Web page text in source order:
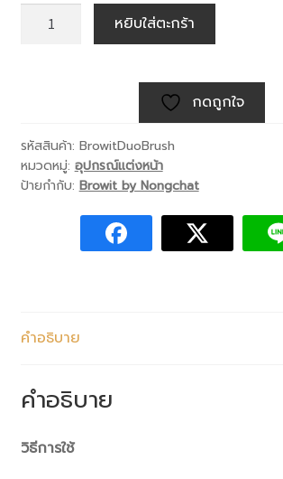
หยิบใส่ตะกร้า
กดถูกใจ
รหัสสินค้า: BrowitDuoBrush
หมวดหมู่: อุปกรณ์แต่งหน้า
ป้ายกำกับ: Browit by Nongchat
คำอธิบาย
คำอธิบาย
วิธีการใช้